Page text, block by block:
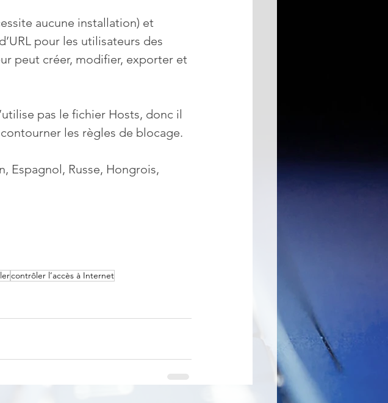
aucune installation) et
pour les utilisateurs des
peut créer, modifier, exporter et
pas le fichier Hosts, donc il
les règles de blocage.
Espagnol, Russe, Hongrois,
contrôler l’accès à Internet